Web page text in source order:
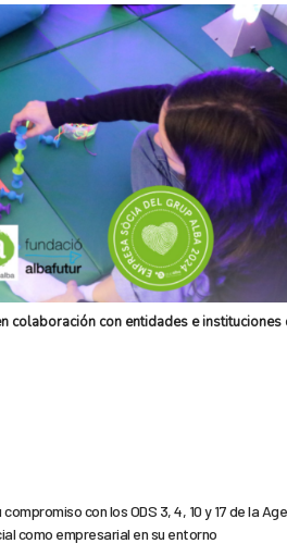
colaboración con entidades e
con los ODS 3, 4, 10 y 17 de la
como empresarial en su entorno